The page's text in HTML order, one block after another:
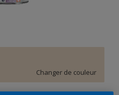
Changer de couleur